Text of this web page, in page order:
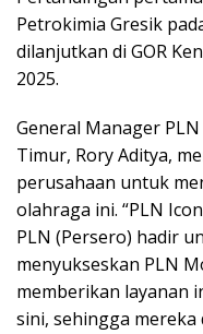
Petrokimia Gresik
dilanjutkan di GOR
2025.
General Manager PLN
Timur, Rory Aditya,
perusahaan untuk
olahraga ini. “PLN
PLN (Persero) hadir
menyukseskan PLN
memberikan layanan
sini, sehingga